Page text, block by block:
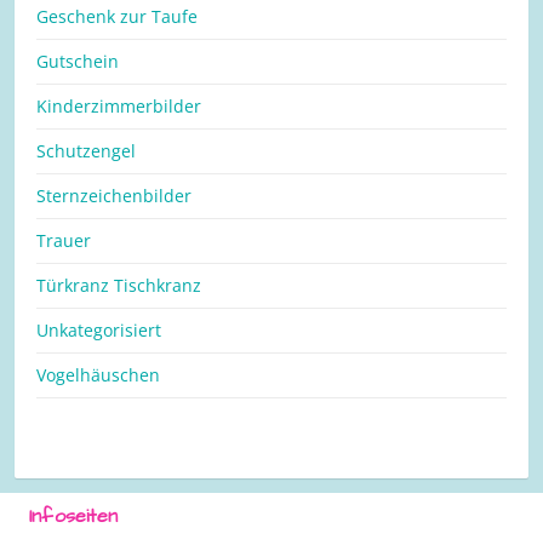
Geschenk zur Taufe
Gutschein
Kinderzimmerbilder
Schutzengel
Sternzeichenbilder
Trauer
Türkranz Tischkranz
Unkategorisiert
Vogelhäuschen
Infoseiten